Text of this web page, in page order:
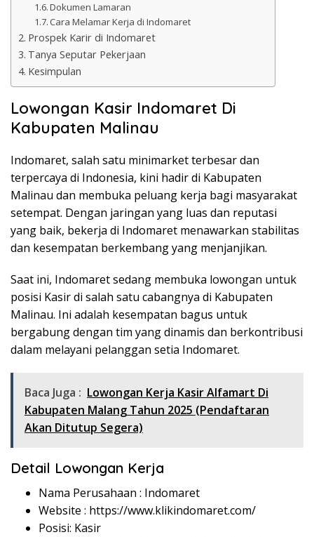
Dokumen Lamaran
Cara Melamar Kerja di Indomaret
Prospek Karir di Indomaret
Tanya Seputar Pekerjaan
Kesimpulan
Lowongan Kasir Indomaret Di
Kabupaten Malinau
Indomaret, salah satu minimarket terbesar dan
terpercaya di Indonesia, kini hadir di Kabupaten
Malinau dan membuka peluang kerja bagi masyarakat
setempat. Dengan jaringan yang luas dan reputasi
yang baik, bekerja di Indomaret menawarkan stabilitas
dan kesempatan berkembang yang menjanjikan.
Saat ini, Indomaret sedang membuka lowongan untuk
posisi Kasir di salah satu cabangnya di Kabupaten
Malinau. Ini adalah kesempatan bagus untuk
bergabung dengan tim yang dinamis dan berkontribusi
dalam melayani pelanggan setia Indomaret.
Baca Juga : Lowongan Kerja Kasir Alfamart Di
Kabupaten Malang Tahun 2025 (Pendaftaran
Akan Ditutup Segera)
Detail Lowongan Kerja
Nama Perusahaan : Indomaret
Website : https://www.klikindomaret.com/
Posisi: Kasir